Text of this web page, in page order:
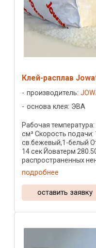
Клей-расплав
производитель:
основа клея: ЭВА
Рабочая
см³ Скорость
св.бежевый,1-белый
14 сек Йоватерм
распространенных
Йоват. Предназначен
подробнее
оставить заявку